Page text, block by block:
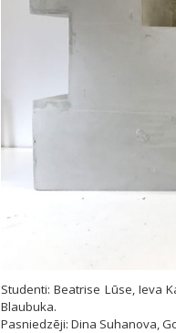
Studenti: Beatrise Lūse, Ieva
Blaubuka.
Pasniedzēji: Dina Suhanova,